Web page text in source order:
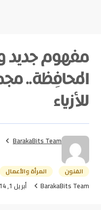
مفهوم جديد
المحافِظة..
للأزياء
BarakaBits Team
الفنون المرأة والأعمال
BarakaBits Team أبريل 1, 2014